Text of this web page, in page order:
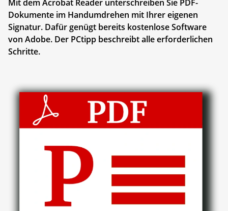
Mit dem Acrobat Reader unterschreiben Sie PDF-
Dokumente im Handumdrehen mit Ihrer eigenen
Signatur. Dafür genügt bereits kostenlose Software
von Adobe. Der PCtipp beschreibt alle erforderlichen
Schritte.